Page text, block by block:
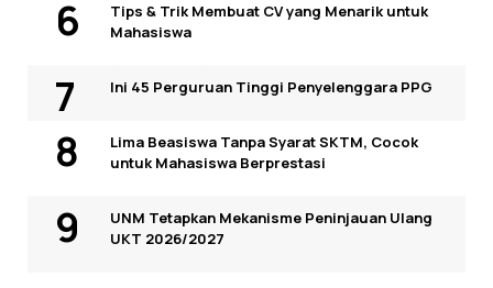
Tips & Trik Membuat CV yang Menarik untuk
Mahasiswa
Ini 45 Perguruan Tinggi Penyelenggara PPG
Lima Beasiswa Tanpa Syarat SKTM, Cocok
untuk Mahasiswa Berprestasi
UNM Tetapkan Mekanisme Peninjauan Ulang
UKT 2026/2027